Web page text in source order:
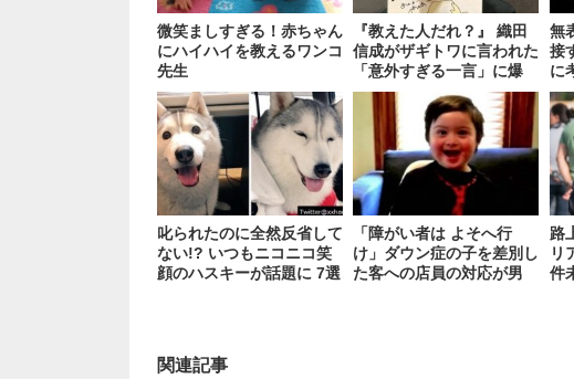
微笑ましすぎる！赤ちゃん
にハイハイを教えるワンコ
先生
『教えた人だれ？』 織田
信成がザギトワに言われた
「意外すぎる一言」に爆
笑！
無
接
に
叱られたのに全然反省して
ない!? いつもニコニコ笑
顔のハスキーが話題に 7選
「障がい者は よそへ行
け」ダウン症の子を差別し
た客への店員の対応が男
路
リ
件
関連記事